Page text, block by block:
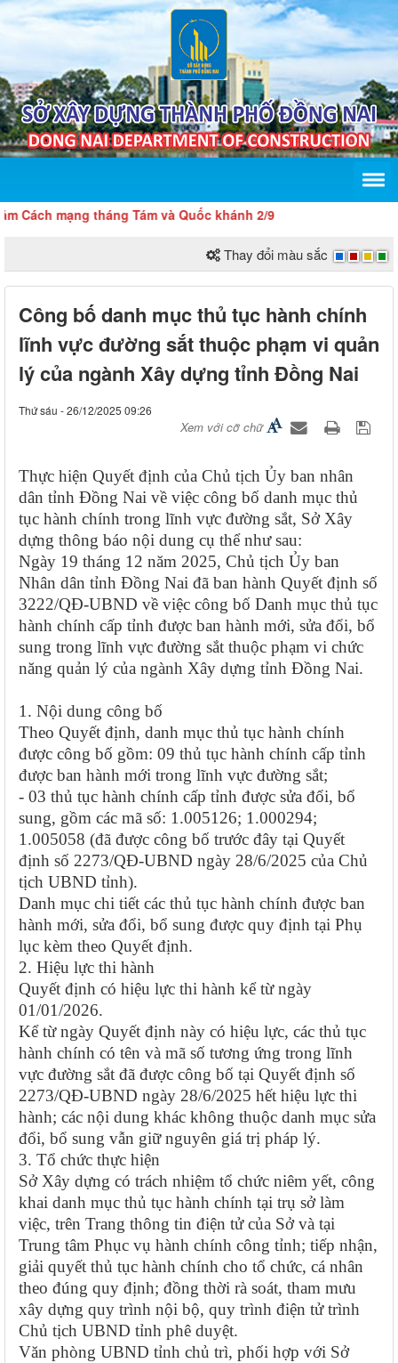
mạng tháng Tám và Quốc khánh 2/9
Thay đổi màu sắc
Công bố danh mục thủ tục hành chính
lĩnh vực đường sắt thuộc phạm vi quản
lý của ngành Xây dựng tỉnh Đồng Nai
Thứ sáu - 26/12/2025 09:26
Xem với cỡ chữ
Thực hiện Quyết định của Chủ tịch Ủy ban nhân
dân tỉnh Đồng Nai về việc công bố danh mục thủ
tục hành chính trong lĩnh vực đường sắt, Sở Xây
dựng thông báo nội dung cụ thể như sau:
Ngày 19 tháng 12 năm 2025, Chủ tịch Ủy ban
Nhân dân tỉnh Đồng Nai đã ban hành Quyết định số
3222/QĐ-UBND về việc công bố Danh mục thủ tục
hành chính cấp tỉnh được ban hành mới, sửa đổi, bổ
sung trong lĩnh vực đường sắt thuộc phạm vi chức
năng quản lý của ngành Xây dựng tỉnh Đồng Nai.
1. Nội dung công bố
Theo Quyết định, danh mục thủ tục hành chính
được công bố gồm: 09 thủ tục hành chính cấp tỉnh
được ban hành mới trong lĩnh vực đường sắt;
- 03 thủ tục hành chính cấp tỉnh được sửa đổi, bổ
sung, gồm các mã số: 1.005126; 1.000294;
1.005058 (đã được công bố trước đây tại Quyết
định số 2273/QĐ-UBND ngày 28/6/2025 của Chủ
tịch UBND tỉnh).
Danh mục chi tiết các thủ tục hành chính được ban
hành mới, sửa đổi, bổ sung được quy định tại Phụ
lục kèm theo Quyết định.
2. Hiệu lực thi hành
Quyết định có hiệu lực thi hành kể từ ngày
01/01/2026.
Kể từ ngày Quyết định này có hiệu lực, các thủ tục
hành chính có tên và mã số tương ứng trong lĩnh
vực đường sắt đã được công bố tại Quyết định số
2273/QĐ-UBND ngày 28/6/2025 hết hiệu lực thi
hành; các nội dung khác không thuộc danh mục sửa
đổi, bổ sung vẫn giữ nguyên giá trị pháp lý.
3. Tổ chức thực hiện
Sở Xây dựng có trách nhiệm tổ chức niêm yết, công
khai danh mục thủ tục hành chính tại trụ sở làm
việc, trên Trang thông tin điện tử của Sở và tại
Trung tâm Phục vụ hành chính công tỉnh; tiếp nhận,
giải quyết thủ tục hành chính cho tổ chức, cá nhân
theo đúng quy định; đồng thời rà soát, tham mưu
xây dựng quy trình nội bộ, quy trình điện tử trình
Chủ tịch UBND tỉnh phê duyệt.
Văn phòng UBND tỉnh chủ trì, phối hợp với Sở